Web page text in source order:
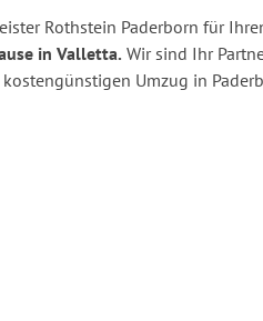
Rothstein Paderborn für
in Valletta. Wir sind Ihr
Umzug in